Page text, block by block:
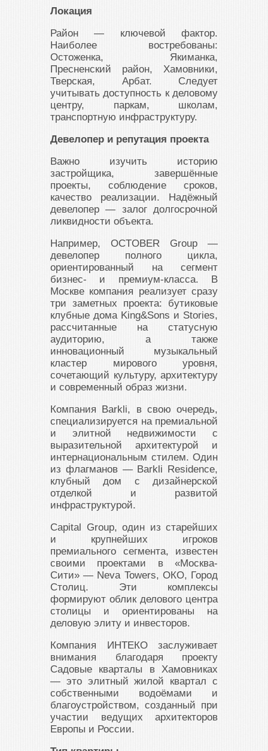
Локация
Район — ключевой фактор.
Наиболее востребованы:
Остоженка, Якиманка,
Пресненский район, Хамовники,
Тверская, Арбат. Следует
учитывать доступность к деловому
центру, паркам, школам,
транспортную инфраструктуру.
Девелопер и репутация проекта
Важно изучить историю
застройщика, завершённые
проекты, соблюдение сроков,
качество реализации. Надёжный
девелопер — залог долгосрочной
ликвидности объекта.
Например, OCTOBER Group —
девелопер полного цикла,
ориентированный на сегмент
бизнес- и премиум-класса. В
Москве компания реализует сразу
три заметных проекта: бутиковые
клубные дома King&Sons и Stories,
рассчитанные на статусную
аудиторию, а также
инновационный музыкальный
кластер мирового уровня,
сочетающий культуру, архитектуру
и современный образ жизни.
Компания Barkli, в свою очередь,
специализируется на премиальной
и элитной недвижимости с
выразительной архитектурой и
интернациональным стилем. Один
из флагманов — Barkli Residence,
клубный дом с дизайнерской
отделкой и развитой
инфраструктурой.
Capital Group, один из старейших
и крупнейших игроков
премиального сегмента, известен
своими проектами в «Москва-
Сити» — Neva Towers, ОКО, Город
Столиц. Эти комплексы
формируют облик делового центра
столицы и ориентированы на
деловую элиту и инвесторов.
Компания ИНТЕКО заслуживает
внимания благодаря проекту
Садовые кварталы в Хамовниках
— это элитный жилой квартал с
собственными водоёмами и
благоустройством, созданный при
участии ведущих архитекторов
Европы и России.